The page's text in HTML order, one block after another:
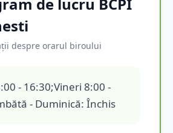
despre orarul biroului
- 16:30;Vineri 8:00 -
- Duminică: Închis